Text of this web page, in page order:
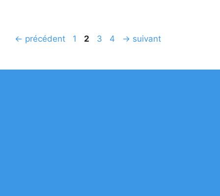
← précédent Page
1 Page
2 Page
3 Page
4 → suivant